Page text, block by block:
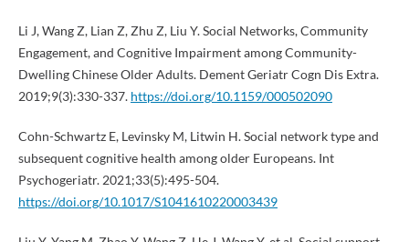
Li J, Wang Z, Lian Z, Zhu Z, Liu Y. Social Networks, Community
Engagement, and Cognitive Impairment among Community-
Dwelling Chinese Older Adults. Dement Geriatr Cogn Dis Extra.
2019;9(3):330-337. https://doi.org/10.1159/000502090
Cohn-Schwartz E, Levinsky M, Litwin H. Social network type and
subsequent cognitive health among older Europeans. Int
Psychogeriatr. 2021;33(5):495-504.
https://doi.org/10.1017/S1041610220003439